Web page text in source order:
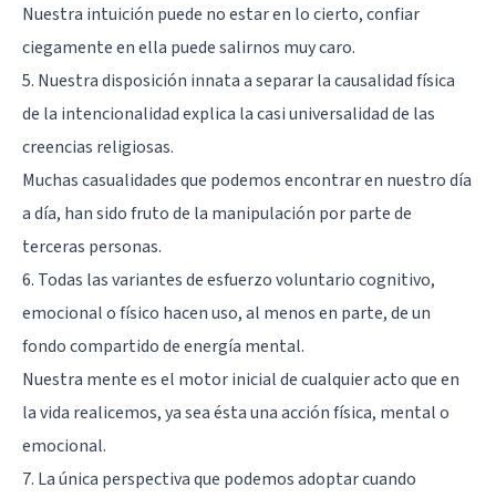
Nuestra intuición puede no estar en lo cierto, confiar
ciegamente en ella puede salirnos muy caro.
5. Nuestra disposición innata a separar la causalidad física
de la intencionalidad explica la casi universalidad de las
creencias religiosas.
Muchas casualidades que podemos encontrar en nuestro día
a día, han sido fruto de la manipulación por parte de
terceras personas.
6. Todas las variantes de esfuerzo voluntario cognitivo,
emocional o físico hacen uso, al menos en parte, de un
fondo compartido de energía mental.
Nuestra mente es el motor inicial de cualquier acto que en
la vida realicemos, ya sea ésta una acción física, mental o
emocional.
7. La única perspectiva que podemos adoptar cuando